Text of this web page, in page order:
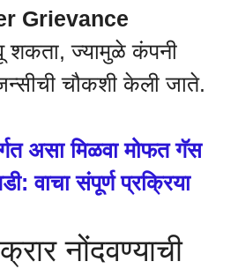
Grievance
शकता, ज्यामुळे कंपनी
चौकशी केली जाते.
असा मिळवा मोफत गॅस
वाचा संपूर्ण प्रक्रिया
नोंदवण्याची